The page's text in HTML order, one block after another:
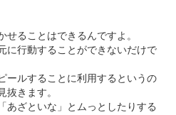
ることはできるんですよ。
に行動することができないだけで
ールすることに利用するというの
きます。
あざといな」とムっとしたりする